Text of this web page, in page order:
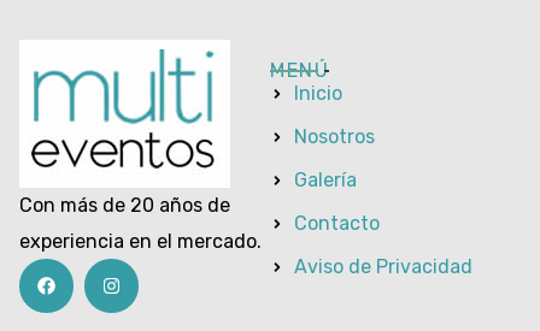
Con más de 20 años de
experiencia en el mercado.
MENÚ
Inicio
Nosotros
Galería
Contacto
Aviso de Privacidad